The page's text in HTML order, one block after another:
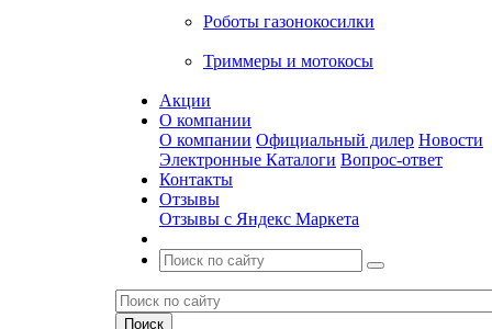
Роботы газонокосилки
Триммеры и мотокосы
Акции
О компании
О компании Официальный дилер Новости
Электронные Каталоги Вопрос-ответ
Контакты
Отзывы
Отзывы с Яндекс Маркета